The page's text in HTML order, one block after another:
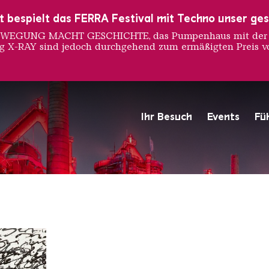
Ihr Besuch Events
Hochofengruppe in Rot
Copyright: Weltkulturerbe
bespielt das FERRA Festival mit Techno unser
MACHT GESCHICHTE, das Pumpenhaus mit
RAY sind jedoch durchgehend zum ermäßigten Preis